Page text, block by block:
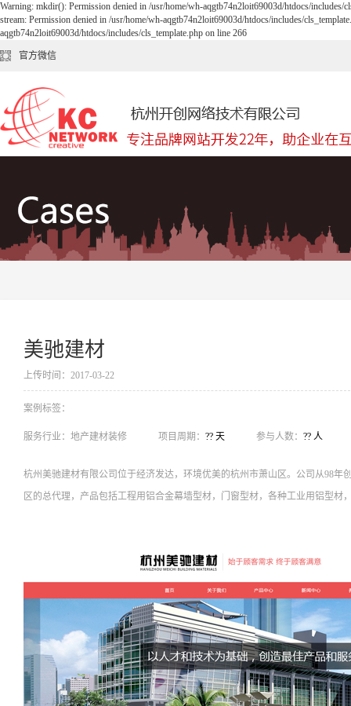
Warning: mkdir(): Permission denied in /usr/home/wh-aqgtb74n2loit69003d/htdocs/
stream: Permission denied in /usr/home/wh-aqgtb74n2loit69003d/htdocs/includes/
aqgtb74n2loit69003d/htdocs/includes/cls_template.php on line 266
官方微信
美驰建材
上传时间：2017-03-22
案例标签：
服务行业： 地产建材装修 项目周期： ?? 天 参与人数： ?? 人
杭州美驰建材有限公司位于经济发达，环境优美的杭州市萧山区。公司从98
区的总代理，产品包括工程用铝合金幕墙型材，门窗型材，各种工业用铝型